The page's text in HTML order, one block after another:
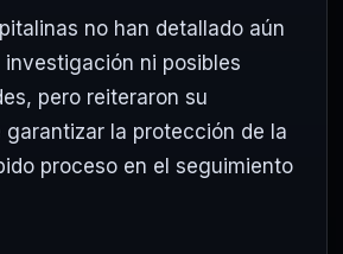
no han detallado aún
ni posibles
pero reiteraron su
garantizar la protección de la
proceso en el seguimiento